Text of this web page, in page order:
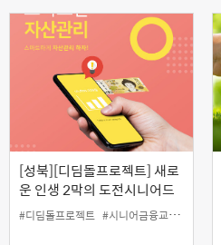
[성북][디딤돌프로젝트] 새로
운 인생 2막의 도전시니어드
림하이 '신용케어 아카데미'
(11.15)
#디딤돌프로젝트 #시니어금융교육협의회